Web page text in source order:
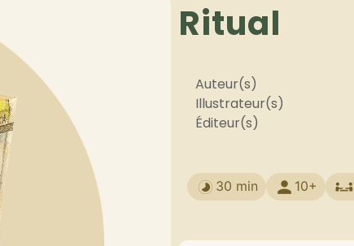
Ritual
Auteur(s)
Illustrateur(s)
Éditeur(s)
30 min 10+